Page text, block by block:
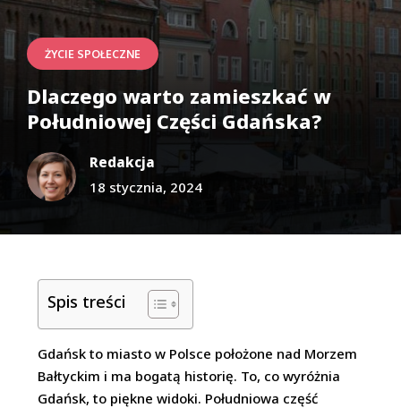
ŻYCIE SPOŁECZNE
Dlaczego warto zamieszkać w
Południowej Części Gdańska?
Redakcja
18 stycznia, 2024
Spis treści
Gdańsk to miasto w Polsce położone nad Morzem
Bałtyckim i ma bogatą historię. To, co wyróżnia
Gdańsk, to piękne widoki. Południowa część